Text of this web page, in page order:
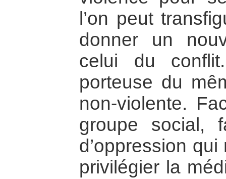
l’on peut
donner un
celui du
porteuse du
non-violente.
groupe social,
d’oppression
privilégier la